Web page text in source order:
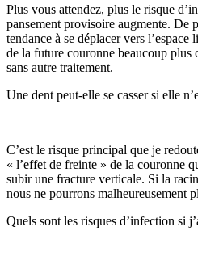
Plus vous attendez, plus le risque
pansement provisoire augmente. De
tendance à se déplacer vers
de la future couronne beaucoup
sans autre traitement.
Une dent peut-elle se casser si elle
C’est le risque principal que je
« l’effet de freinte » de la couronne
subir une fracture verticale. Si la
nous ne pourrons malheureusement
Quels sont les risques d’infection si